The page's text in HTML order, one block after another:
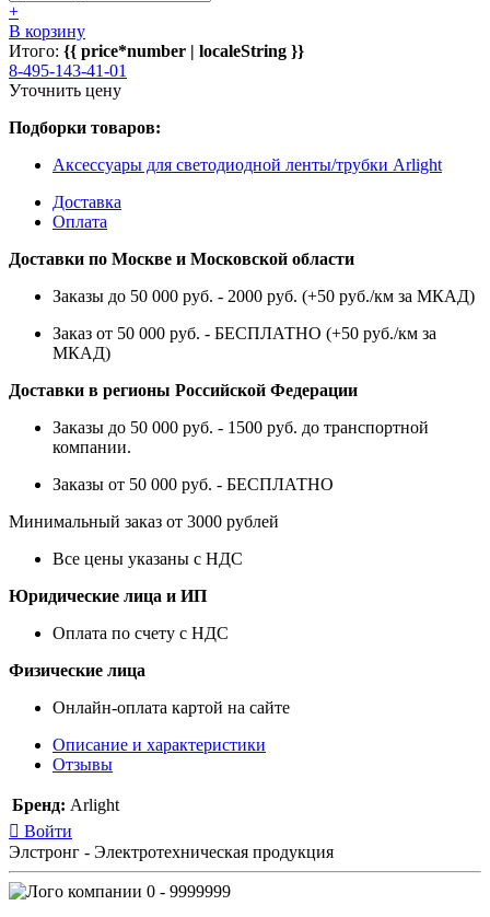
+
В корзину
Итого: {{ price*number | localeString }}
8-495-143-41-01
Уточнить цену
Подборки товаров:
Аксессуары для светодиодной ленты/трубки Arlight
Доставка
Оплата
Доставки по Москве и Московской области
Заказы до 50 000 руб. - 2000 руб. (+50 руб./км за МКАД)
Заказ от 50 000 руб. - БЕСПЛАТНО (+50 руб./км за
МКАД)
Доставки в регионы Российской Федерации
Заказы до 50 000 руб. - 1500 руб. до транспортной
компании.
Заказы от 50 000 руб. - БЕСПЛАТНО
Минимальный заказ от 3000 рублей
Все цены указаны с НДС
Юридические лица и ИП
Оплата по счету с НДС
Физические лица
Онлайн-оплата картой на сайте
Описание и характеристики
Отзывы
Бренд: Arlight
Войти
Элстронг - Электротехническая продукция
0 - 9999999